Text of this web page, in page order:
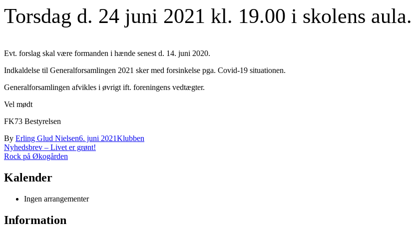
Torsdag d. 24 juni 2021 kl. 19.00 i skolens aula.
Evt. forslag skal være formanden i hænde senest d. 14. juni 2020.
Indkaldelse til Generalforsamlingen 2021 sker med forsinkelse pga. Covid-19 situationen.
Generalforsamlingen afvikles i øvrigt ift. foreningens vedtægter.
Vel mødt
FK73 Bestyrelsen
By Erling Glud Nielsen6. juni 2021Klubben
Indlægsnavigation
Nyhedsbrev – Livet er grønt!
Rock på Økogården
Kalender
Ingen arrangementer
Information